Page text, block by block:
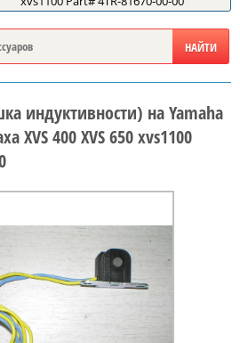
индуктивности) на Yamaha
XVS 400 XVS 650 xvs1100